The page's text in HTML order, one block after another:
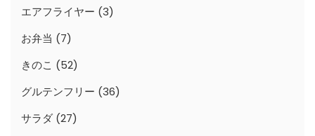
エアフライヤー (3)
お弁当 (7)
きのこ (52)
グルテンフリー (36)
サラダ (27)